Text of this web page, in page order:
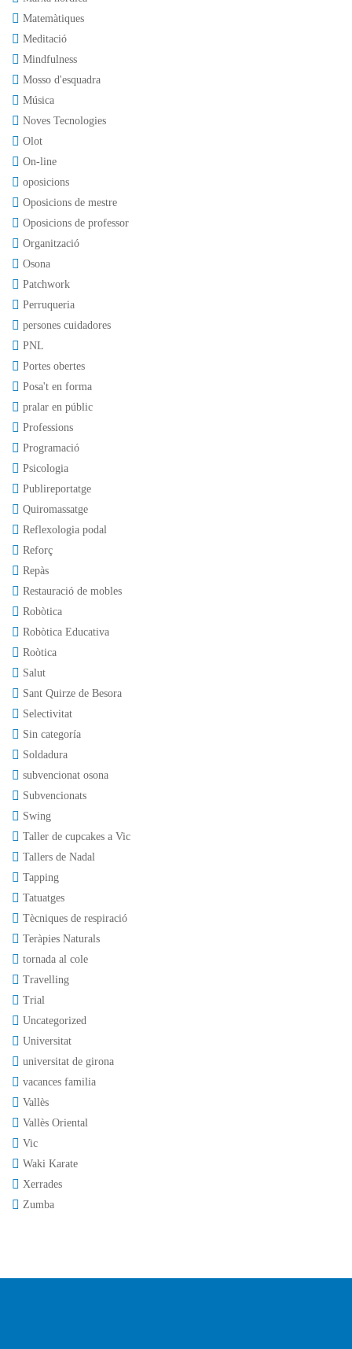
Matemàtiques
Meditació
Mindfulness
Mosso d'esquadra
Música
Noves Tecnologies
Olot
On-line
oposicions
Oposicions de mestre
Oposicions de professor
Organització
Osona
Patchwork
Perruqueria
persones cuidadores
PNL
Portes obertes
Posa't en forma
pralar en públic
Professions
Programació
Psicologia
Publireportatge
Quiromassatge
Reflexologia podal
Reforç
Repàs
Restauració de mobles
Robòtica
Robòtica Educativa
Roòtica
Salut
Sant Quirze de Besora
Selectivitat
Sin categoría
Soldadura
subvencionat osona
Subvencionats
Swing
Taller de cupcakes a Vic
Tallers de Nadal
Tapping
Tatuatges
Tècniques de respiració
Teràpies Naturals
tornada al cole
Travelling
Trial
Uncategorized
Universitat
universitat de girona
vacances familia
Vallès
Vallès Oriental
Vic
Waki Karate
Xerrades
Zumba